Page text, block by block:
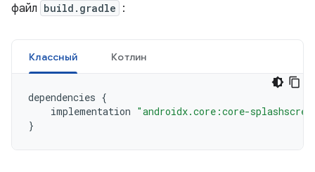
файл build.gradle :
Классный Котлин
dependencies {
implementation "androidx.core:core-
}